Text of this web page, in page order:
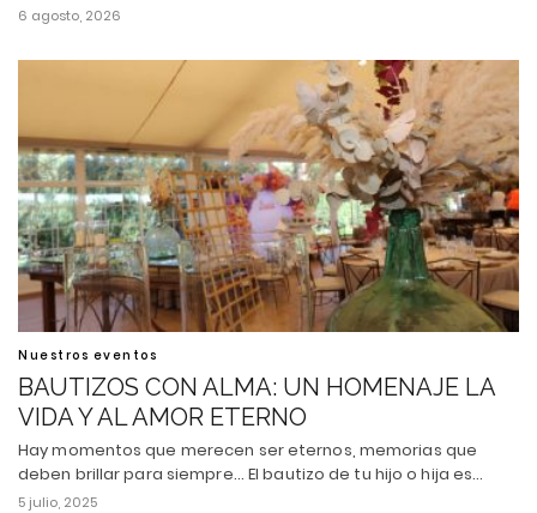
6 agosto, 2026
Nuestros eventos
BAUTIZOS CON ALMA: UN HOMENAJE LA
VIDA Y AL AMOR ETERNO
Hay momentos que merecen ser eternos, memorias que
deben brillar para siempre... El bautizo de tu hijo o hija es…
5 julio, 2025